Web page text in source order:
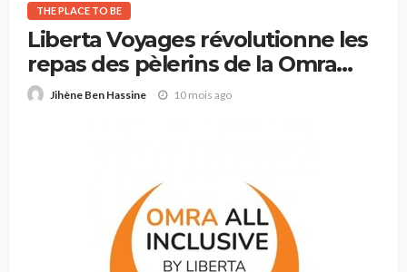
THE PLACE TO BE
Liberta Voyages révolutionne les
repas des pèlerins de la Omra
2025Jihène Ben Hassine 10 mois ago